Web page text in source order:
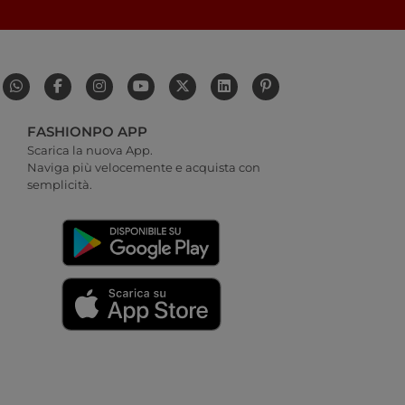
FASHIONPO APP
Scarica la nuova App.
Naviga più velocemente e acquista con
semplicità.